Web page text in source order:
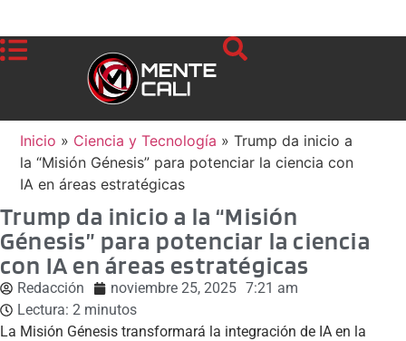
Inicio » Ciencia y Tecnología »Trump da inicio a
la “Misión Génesis” para potenciar la ciencia con
IA en áreas estratégicas
Trump da inicio a la “Misión
Génesis” para potenciar la ciencia
con IA en áreas estratégicas
Redacción noviembre 25, 2025 7:21 am
Lectura: 2 minutos
La Misión Génesis transformará la integración de IA en la